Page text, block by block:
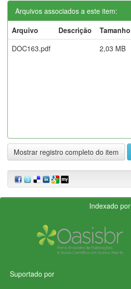
Arquivos associados a este item:
Arquivo
Descrição Tamanho
DOC163.pdf
2,03 MB
Mostrar registro completo do item
Indexado por
Suportado por